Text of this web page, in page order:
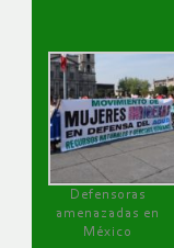
Defensoras
amenazadas en
México